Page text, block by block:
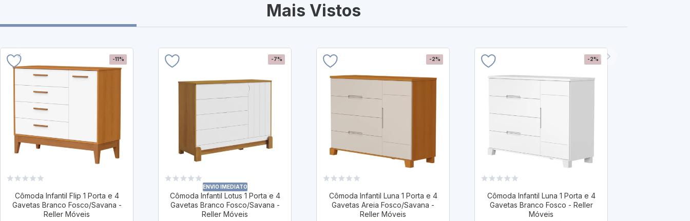
Mais Vistos
-11%
Cômoda Infantil Flip 1 Porta e 4
Gavetas Branco Fosco/Savana -
Reller Móveis
-7%
ENVIO IMEDIATO
Cômoda Infantil Lotus 1 Porta e 4
Gavetas Branco Fosco/Savana -
Reller Móveis
-2%
Cômoda Infantil Luna 1 Porta e 4
Gavetas Areia Fosco/Savana -
Reller Móveis
-2%
Cômoda Infantil Luna 1 Porta e 4
Gavetas Branco Fosco - Reller
Móveis